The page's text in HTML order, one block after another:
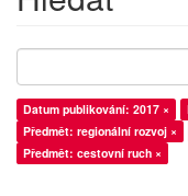
Datum publikování: 2017 ×
Předmět: regionální rozvoj ×
Předmět: cestovní ruch ×